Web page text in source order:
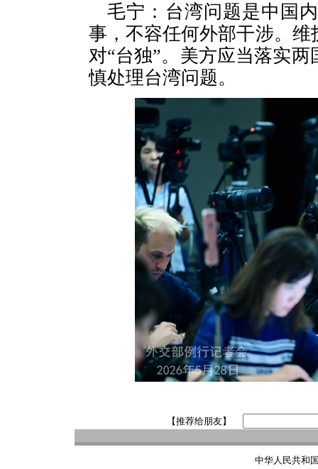
毛宁：台湾问题是中国
事，不容任何外部干涉。
对“台独”。美方应当落实
慎处理台湾问题。
【推荐给朋友】
中华人民共和